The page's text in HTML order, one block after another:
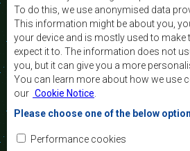
démocratiques consolidés et d’un
équitable et durable.
Nous contacter
SADC House
Plot No. 54385
Central Business District
Private Bag 0095
To do this, we use anonymised data
This information might be about you,
your device and is mostly used to make
expect it to. The information does not
you, but it can give you a more
You can learn more about how we use
our Cookie Notice
Please choose one of the below
Performance cookies